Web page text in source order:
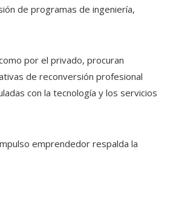
de programas de ingeniería,
por el privado, procuran
de reconversión profesional
con la tecnología y los servicios
emprendedor respalda la